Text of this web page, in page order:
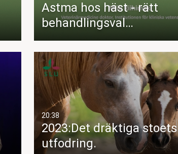
Astma hos häst - rätt
behandlingsval…
20:38
2023:Det dräktiga stoets
utfodring.